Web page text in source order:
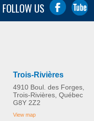
FOLLOW US
Trois-Rivières
4910 Boul. des Forges,
Trois-Rivières, Québec
G8Y 2Z2
View map